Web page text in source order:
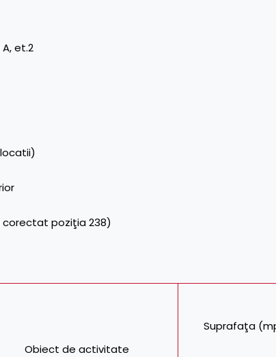
et.2
corectat poziţia 238)
Obiect de activitate
Suprafaţa